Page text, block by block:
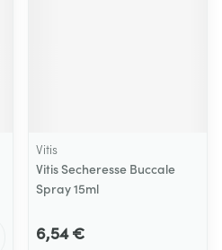
Vitis
Vitis Secheresse Buccale
Spray 15ml
6,54 €